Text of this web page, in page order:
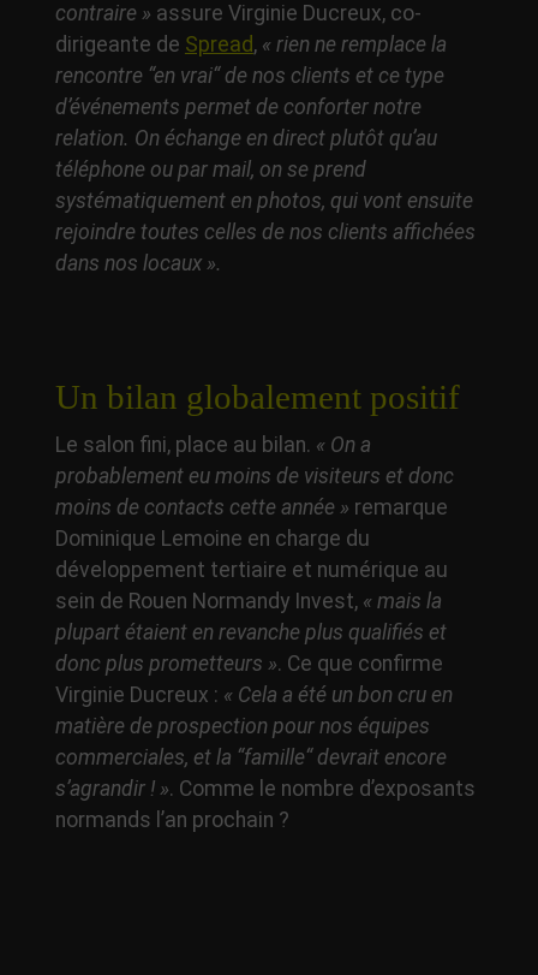
contraire » assure Virginie Ducreux, co-
dirigeante de Spread, « rien ne remplace la
rencontre “en vrai“ de nos clients et ce type
d’événements permet de conforter notre
relation. On échange en direct plutôt qu’au
téléphone ou par mail, on se prend
systématiquement en photos, qui vont ensuite
rejoindre toutes celles de nos clients affichées
dans nos locaux ».
Un bilan globalement positif
Le salon fini, place au bilan. « On a
probablement eu moins de visiteurs et donc
moins de contacts cette année » remarque
Dominique Lemoine en charge du
développement tertiaire et numérique au
sein de Rouen Normandy Invest,« mais la
plupart étaient en revanche plus qualifiés et
donc plus prometteurs ». Ce que confirme
Virginie Ducreux : « Cela a été un bon cru en
matière de prospection pour nos équipes
commerciales, et la “famille“ devrait encore
s’agrandir ! ». Comme le nombre d’exposants
normands l’an prochain ?